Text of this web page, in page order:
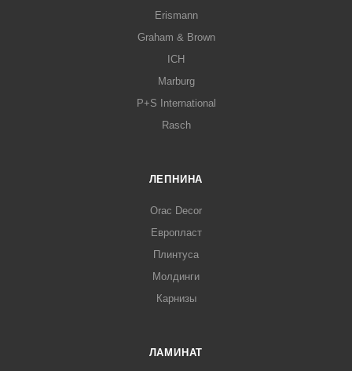
Erismann
Graham & Brown
ICH
Marburg
P+S International
Rasch
ЛЕПНИНА
Orac Decor
Европласт
Плинтуса
Молдинги
Карнизы
ЛАМИНАТ